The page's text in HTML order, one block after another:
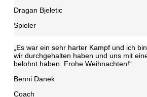
Dragan Bjeletic
Spieler
„Es war ein sehr harter Kampf und ich
wir durchgehalten haben und uns mit
belohnt haben. Frohe Weihnachten!“
Benni Danek
Coach